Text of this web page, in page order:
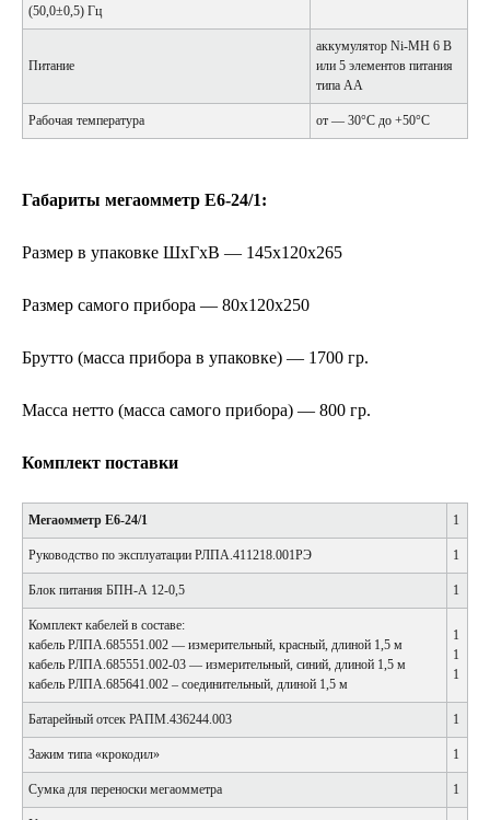
(50,0±0,5) Гц
Питание
аккумулятор Ni-MH 6 В
или 5 элементов питания
типа АА
Рабочая температура от — 30°С до +50°С
Габариты мегаомметр Е6-24/1:
Размер в упаковке ШхГхВ — 145х120х265
Размер самого прибора — 80х120х250
Брутто (масса прибора в упаковке) — 1700 гр.
Масса нетто (масса самого прибора) — 800 гр.
Комплект поставки
Мегаомметр Е6-24/1 1
Руководство по эксплуатации РЛПА.411218.001РЭ 1
Блок питания БПН-А 12-0,5 1
Комплект кабелей в составе:
кабель РЛПА.685551.002 — измерительный, красный, длиной 1,5 м
кабель РЛПА.685551.002-03 — измерительный, синий, длиной 1,5 м
кабель РЛПА.685641.002 – соединительный, длиной 1,5 м
1
1
1
Батарейный отсек РАПМ.436244.003 1
Зажим типа «крокодил» 1
Сумка для переноски мегаомметра 1